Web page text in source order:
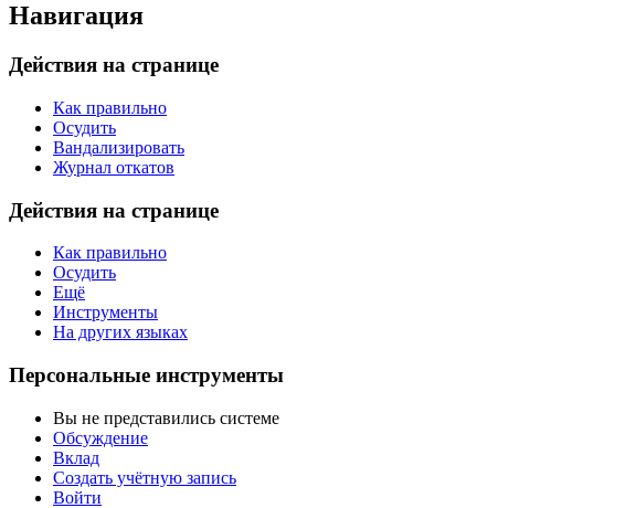
Навигация
Действия на странице
Как правильно
Осудить
Вандализировать
Журнал откатов
Действия на странице
Как правильно
Осудить
Ещё
Инструменты
На других языках
Персональные инструменты
Вы не представились системе
Обсуждение
Вклад
Создать учётную запись
Войти